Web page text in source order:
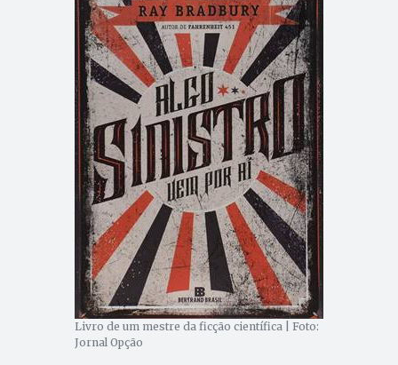
Livro de um mestre da ficção científica | Foto:
Jornal Opção